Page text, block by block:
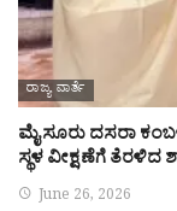
ರಾಜ್ಯ ವಾರ್ತೆ
ಮೈಸೂರು ದಸರಾ
ಸ್ಥಳ ವೀಕ್ಷಣೆಗೆ ತೆರಳಿದ
June 26, 2026